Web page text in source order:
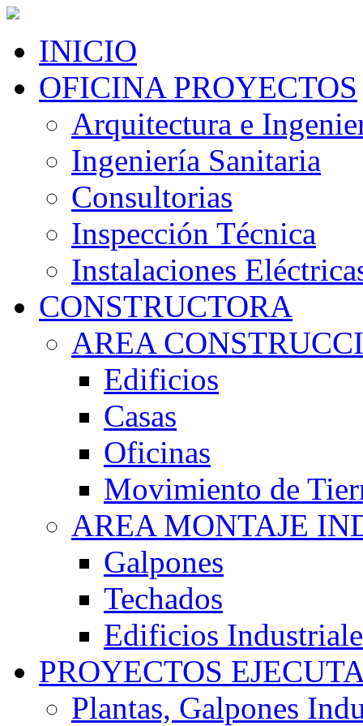
INICIO
OFICINA PROYECTOS
Arquitectura e
Ingeniería Sanitaria
Consultorias
Inspección Técnica
Instalaciones
CONSTRUCTORA
AREA
Edificios
Casas
Oficinas
Movimiento de
AREA MONTAJE
Galpones
Techados
Edificios
PROYECTOS
Plantas, Galpones